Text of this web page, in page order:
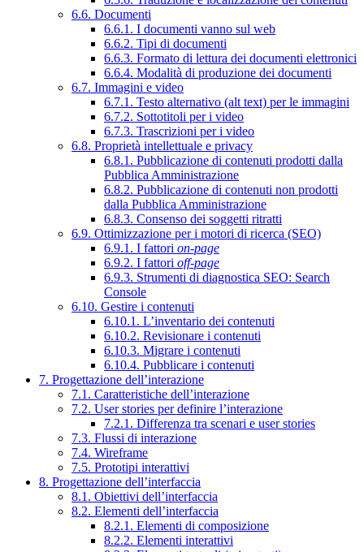
6.6. Documenti
6.6.1. I documenti vanno sul web
6.6.2. Tipi di documenti
6.6.3. Formato di lettura dei documenti elettronici
6.6.4. Modalità di produzione dei documenti
6.7. Immagini e video
6.7.1. Testo alternativo (alt text) per le immagini
6.7.2. Sottotitoli per i video
6.7.3. Trascrizioni per i video
6.8. Proprietà intellettuale e privacy
6.8.1. Pubblicazione di contenuti prodotti dalla
Pubblica Amministrazione
6.8.2. Pubblicazione di contenuti non prodotti
dalla Pubblica Amministrazione
6.8.3. Consenso dei soggetti ritratti
6.9. Ottimizzazione per i motori di ricerca (SEO)
6.9.1. I fattori on-page
6.9.2. I fattori off-page
6.9.3. Strumenti di diagnostica SEO: Search
Console
6.10. Gestire i contenuti
6.10.1. L’inventario dei contenuti
6.10.2. Revisionare i contenuti
6.10.3. Migrare i contenuti
6.10.4. Pubblicare i contenuti
7. Progettazione dell’interazione
7.1. Caratteristiche dell’interazione
7.2. User stories per definire l’interazione
7.2.1. Differenza tra scenari e user stories
7.3. Flussi di interazione
7.4. Wireframe
7.5. Prototipi interattivi
8. Progettazione dell’interfaccia
8.1. Obiettivi dell’interfaccia
8.2. Elementi dell’interfaccia
8.2.1. Elementi di composizione
8.2.2. Elementi interattivi